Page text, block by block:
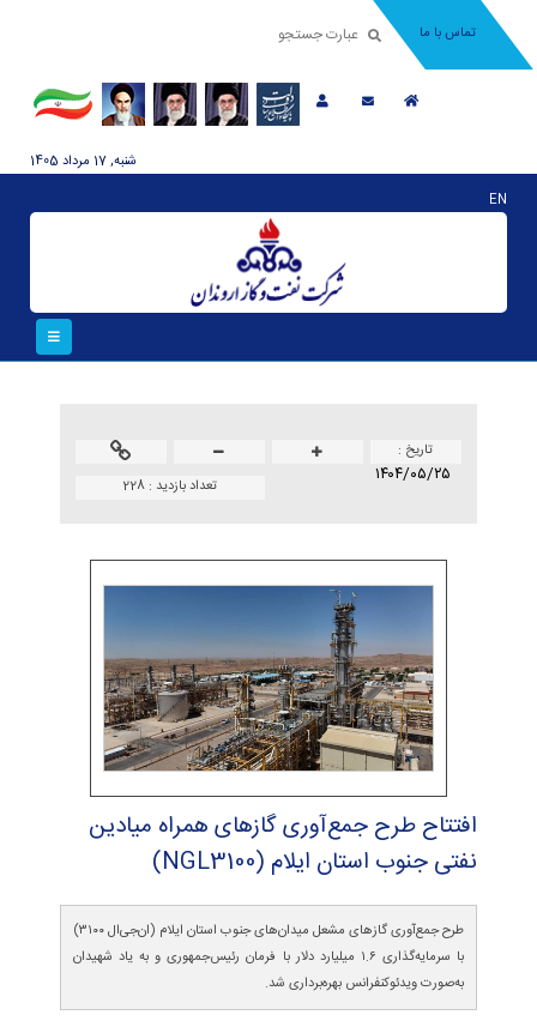
تماس با ما
شنبه, 17 مرداد 1405
EN
تاريخ :
۱۴۰۴/۰۵/۲۵ تعداد بازدید : 228
افتتاح طرح جمع‌آوری گازهای همراه میادین
نفتی جنوب استان ایلام (NGL3100)
طرح جمع‌آوری گازهای مشعل میدان‌های جنوب استان ایلام (ان‌جی‌ال ۳۱۰۰)
با سرمایه‌گذاری ۱.۶ میلیارد دلار با فرمان رئیس‌جمهوری و به یاد شهیدان
به‌صورت ویدئوکنفرانس بهره‌برداری شد.